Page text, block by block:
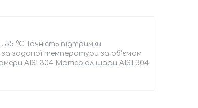
°C Точність підтримки
за заданої температури за об'ємом
AISI 304 Матеріал шафи AISI 304